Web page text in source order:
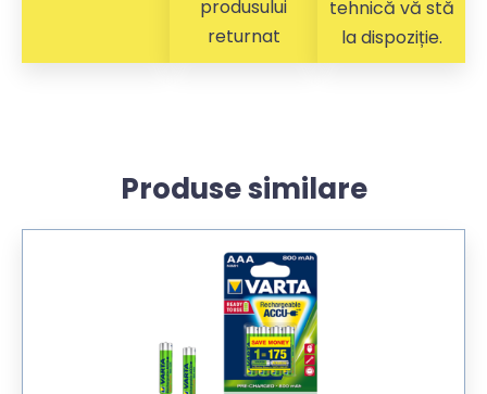
produsului
returnat
tehnică vă stă
la dispoziție.
Produse similare